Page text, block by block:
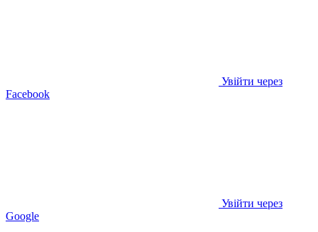
Увійти через
Facebook
Увійти через
Google